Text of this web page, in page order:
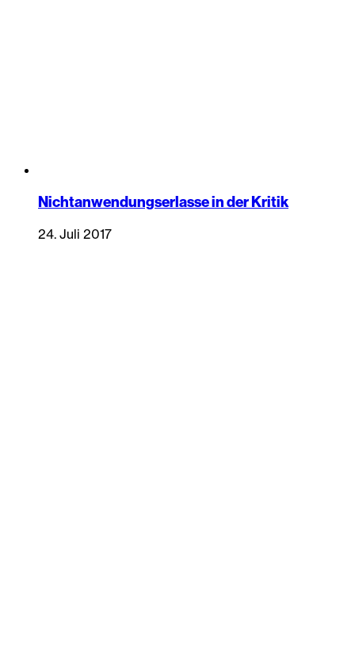
Nichtanwendungserlasse in der Kritik
24. Juli 2017